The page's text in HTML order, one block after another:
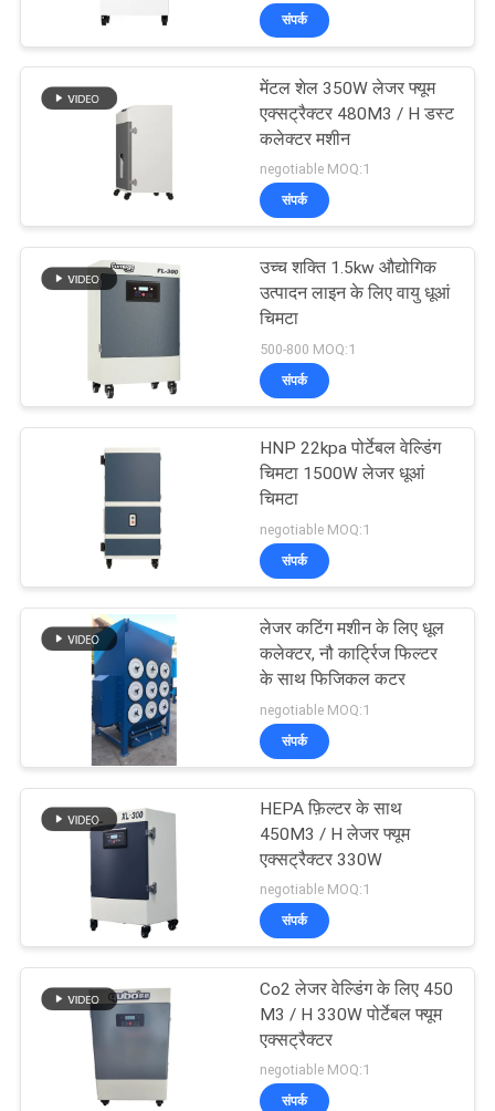
नेल सैलून फ्यूम
एक्सट्रैक्टर
HEPA धूआं चिमटा
धमाका सबूत धूल कलेक्टर
19
सक्शन डस्ट कलेक्टर
वैक्यूम फ्यूम एक्सट्रैक्टर
संपर्क
मेंटल शेल 350W लेजर फ्यूम
एक्सट्रैक्टर 480M3 / H डस्ट
कलेक्टर मशीन
negotiable MOQ:1
संपर्क
उच्च शक्ति 1.5kw औद्योगिक
उत्पादन लाइन के लिए वायु धूआं
चिमटा
500-800 MOQ:1
संपर्क
HNP 22kpa पोर्टेबल वेल्डिंग
चिमटा 1500W लेजर धूआं
चिमटा
negotiable MOQ:1
संपर्क
लेजर कटिंग मशीन के लिए धूल
कलेक्टर, नौ कार्ट्रिज फिल्टर
के साथ फिजिकल कटर
negotiable MOQ:1
संपर्क
HEPA फ़िल्टर के साथ
450M3 / H लेजर फ्यूम
एक्सट्रैक्टर 330W
negotiable MOQ:1
संपर्क
Co2 लेजर वेल्डिंग के लिए 450
M3 / H 330W पोर्टेबल फ्यूम
एक्सट्रैक्टर
negotiable MOQ:1
संपर्क